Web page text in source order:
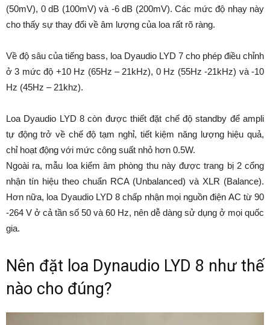
(50mV), 0 dB (100mV) và -6 dB (200mV). Các mức độ nhạy này
cho thấy sự thay đổi về âm lượng của loa rất rõ ràng.
Về độ sâu của tiếng bass, loa Dyaudio LYD 7 cho phép điều chỉnh
ở 3 mức độ +10 Hz (65Hz – 21kHz), 0 Hz (55Hz -21kHz) và -10
Hz (45Hz – 21khz).
Loa Dyaudio LYD 8 còn được thiết đặt chế độ standby để ampli
tự động trở về chế độ tạm nghỉ, tiết kiệm năng lượng hiệu quả,
chỉ hoạt động với mức công suất nhỏ hơn 0.5W.
Ngoài ra, mẫu loa kiểm âm phòng thu này được trang bị 2 cổng
nhận tín hiệu theo chuẩn RCA (Unbalanced) và XLR (Balance).
Hơn nữa, loa Dyaudio LYD 8 chấp nhận mọi nguồn điện AC từ 90
-264 V ở cả tần số 50 và 60 Hz, nên dễ dàng sử dụng ở mọi quốc
gia.
Nên đặt loa Dynaudio LYD 8 như thế
nào cho đúng?